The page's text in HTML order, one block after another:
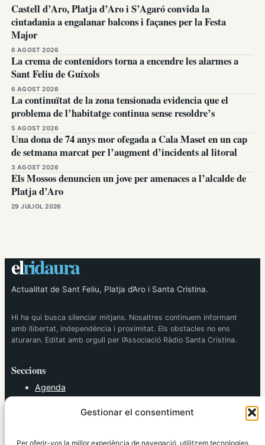
Gestionar el consentiment
Per oferir-vos la millor experiència de navegació, utilitzem tecnologies
Castell d’Aro, Platja d’Aro i S’Agaró convida la
ciutadania a engalanar balcons i façanes per la Festa
Major
6 AGOST 2026
La crema de contenidors torna a encendre les alarmes a
Sant Feliu de Guíxols
6 AGOST 2026
La continuïtat de la zona tensionada evidencia que el
problema de l’habitatge continua sense resoldre’s
5 AGOST 2026
Una dona de 74 anys mor ofegada a Cala Maset en un cap
de setmana marcat per l’augment d’incidents al litoral
3 AGOST 2026
Els Mossos denuncien un jove per amenaces a l’alcalde de
Platja d’Aro
29 JULIOL 2026
elridaura
Actualitat de Sant Feliu, Platja d’Aro i Santa Cristina.
Hi ha qui busca silenciar mitjans. Nosaltres continuem informant
amb llibertat, independència i proximitat. Els obstacles no ens
aturaran. Editat amb orgull per l’Associació Ràdio Santa Cristina.
Seccions
Agenda
Política